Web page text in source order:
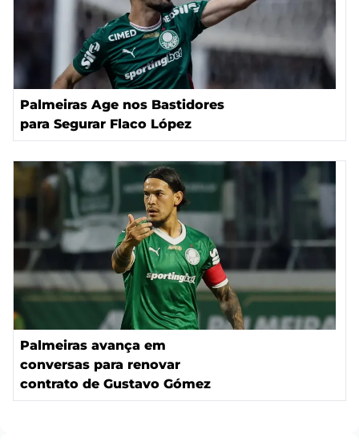
Palmeiras Age nos Bastidores
para Segurar Flaco López
Palmeiras avança em
conversas para renovar
contrato de Gustavo Gómez